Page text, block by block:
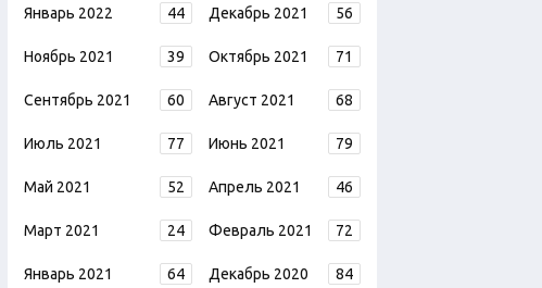
Январь 2022 44 Декабрь 2021 56
Ноябрь 2021 39 Октябрь 2021 71
Сентябрь 2021 60 Август 2021 68
Июль 2021 77 Июнь 2021 79
Май 2021 52 Апрель 2021 46
Март 2021 24 Февраль 2021 72
Январь 2021 64 Декабрь 2020 84